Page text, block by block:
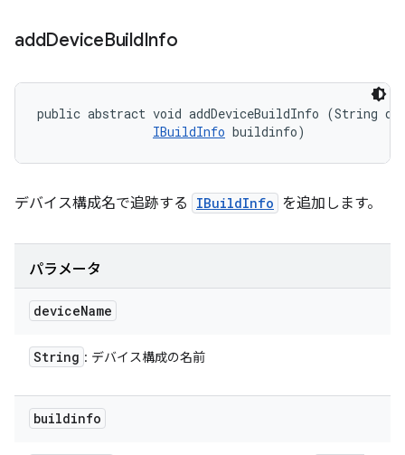
addDeviceBuildInfo
public abstract void addDeviceBuildInfo (String
IBuildInfo buildinfo)
デバイス構成名で追跡する IBuildInfo を追加します。
パラメータ
deviceName
String : デバイス構成の名前
buildinfo